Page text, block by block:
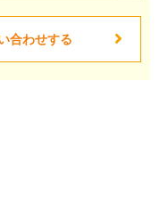
合わせする